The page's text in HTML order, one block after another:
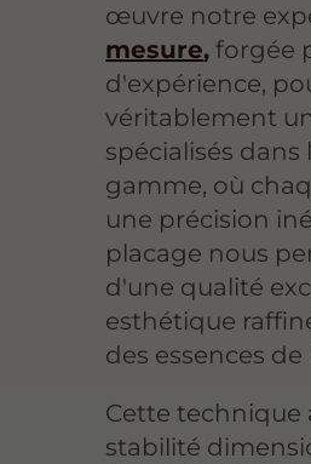
œuvre notre
mesure, forgée
d'expérience,
véritablement
spécialisés
gamme, où
une précision
placage nous
d'une qualité
esthétique
des essences
Cette technique
stabilité